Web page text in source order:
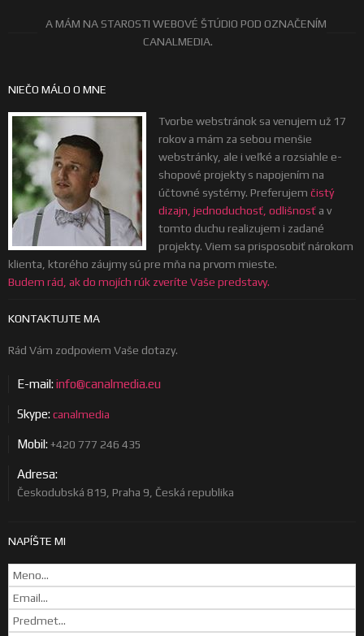
A MÁM NA STAROSTI WEBOVÉ ŠTÚDIO POD OZNAČENÍM
CANALMEDIA.
NIEČO MÁLO O MNE
Tvorbe webstránok sa venujem už 17
rokov a mám za sebou menšie
webstránky, ale i veľké a rozsiahle e-
shopové projekty s napojením na
účtovné systémy. Preferujem čistý
dizajn, jednoduchosť, odlišnosť a v
tomto duchu realizujem i zadané
projekty. Viem sa prisposobiť nárokom
klienta, ktorého záujmy sú pre mňa na prvom mieste.
Budem rád, ak do mojích rúk zveríte Vaše predstavy.
KONTAKTUJTE MA
Rád Vám zodpoviem Vaše dotazy.
E-mail:info@canalmedia.eu
Skype:canalmedia
Mobil:+420 777 246 435
Adresa:
Českodubská 819, Praha 9, Česká republika
NAPÍŠTE MI